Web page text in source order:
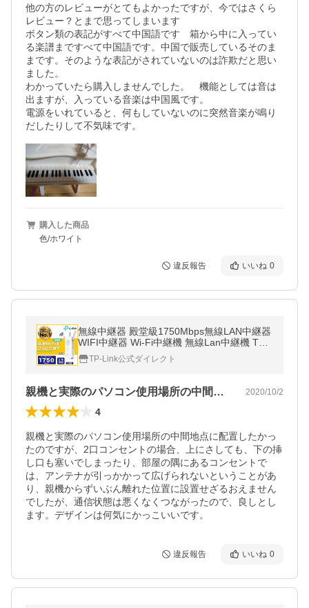
他の方のレビューがとてもよかったですが、今ではさくら
レビュー？とまで思ってしまいます
ボタン類の表記がすべて中国語です　箱から中に入ってい
る楽譜まですべて中国語です。中国で販売しているそのま
まです。そのような表記がされていないのは詐欺だと思い
ました。
わかっていたら購入しませんでした。　機能としては音は
出ますが、入っている音楽は中国風です。
電源をいれていると、何もしていないのに突然音楽が鳴り
だしたりして不気味です。
購入した商品
色/ホワイト
違反報告 いいね 0
無線中継器 殿堂級1750Mbps無線LAN中継器
WIFI中継器 Wi-Fi中継機 無線Lan中継機 TP-
Link RE450 11ac対応 コンセント直挿し ブ
リッジ(APモード)
TP-Link公式ダイレクト
親機と実際のパソコン使用場所の中間地点… 2020/10/2
4
親機と実際のパソコン使用場所の中間地点に配置したかっ
たのですが、2口コンセントの場合、上にさしても、下の挿
し口も塞いでしまったり、部屋の隅にあるコンセントで
は、アンテナが引っかかって広げられないということがあ
り、親機からずいぶん離れた位置に設置せざるおえません
でしたが、通信状態は悪くなくつながったので、良しとし
ます。デザインは何気にかっこいいです。
違反報告 いいね 0